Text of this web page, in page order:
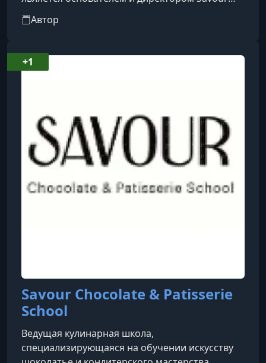
Chocolate & Patisserie School в Мельбурне,
Австралия. Кирстен активно делится своими
публикации и выступления на международных
кулинарных мероприятиях. Ее работы
телевидении, демонстрируя свои
кондитерские н
Автор
Savour Chocolate & Patisserie
School
Ведущая кулинарная школа,
специализирующаяся на обучении искусству
+1